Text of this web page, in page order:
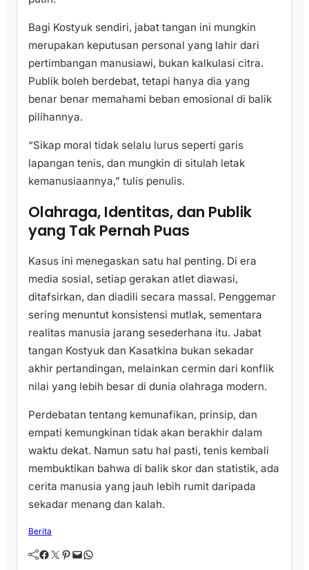
Bagi Kostyuk sendiri, jabat tangan ini mungkin
merupakan keputusan personal yang lahir dari
pertimbangan manusiawi, bukan kalkulasi citra.
Publik boleh berdebat, tetapi hanya dia yang
benar benar memahami beban emosional di balik
pilihannya.
“Sikap moral tidak selalu lurus seperti garis
lapangan tenis, dan mungkin di situlah letak
kemanusiaannya,” tulis penulis.
Olahraga, Identitas, dan Publik
yang Tak Pernah Puas
Kasus ini menegaskan satu hal penting. Di era
media sosial, setiap gerakan atlet diawasi,
ditafsirkan, dan diadili secara massal. Penggemar
sering menuntut konsistensi mutlak, sementara
realitas manusia jarang sesederhana itu. Jabat
tangan Kostyuk dan Kasatkina bukan sekadar
akhir pertandingan, melainkan cermin dari konflik
nilai yang lebih besar di dunia olahraga modern.
Perdebatan tentang kemunafikan, prinsip, dan
empati kemungkinan tidak akan berakhir dalam
waktu dekat. Namun satu hal pasti, tenis kembali
membuktikan bahwa di balik skor dan statistik, ada
cerita manusia yang jauh lebih rumit daripada
sekadar menang dan kalah.
Berita
Facebook Twitter Pinterest Mail WhatsApp